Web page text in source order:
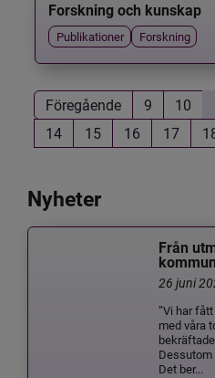
Forskning och kunskap
Publikationer Forskning
Föregående 9 10
14
15 16 17
Nyheter
Från
26 juni
”Vi har
med våra
Dessutom
Det ber...